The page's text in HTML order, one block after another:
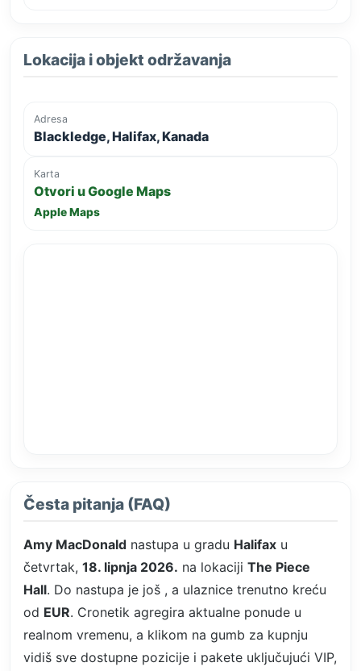
Lokacija i objekt održavanja
Adresa
Blackledge, Halifax, Kanada
Karta
Otvori u Google Maps
Apple Maps
Česta pitanja (FAQ)
Amy MacDonald nastupa u gradu Halifax u
četvrtak, 18. lipnja 2026. na lokaciji The Piece
Hall. Do nastupa je još , a ulaznice trenutno kreću
od EUR. Cronetik agregira aktualne ponude u
realnom vremenu, a klikom na gumb za kupnju
vidiš sve dostupne pozicije i pakete uključujući VIP,